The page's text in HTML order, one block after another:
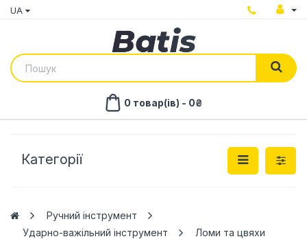
UA
0 товар(ів) - 0₴
Категорії
Ручний інструмент
Ударно-важільний інструмент
Ломи та цвяхи